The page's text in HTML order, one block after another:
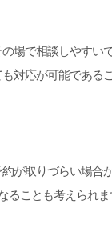
場で相談しやすい
対応が可能である
が取りづらい場合
ことも考えられま